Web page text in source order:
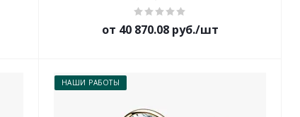
от 40 870.08 руб./шт
НАШИ РАБОТЫ